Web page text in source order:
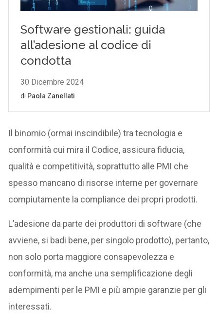
Il binomio (ormai inscindibile) tra tecnologia e
conformità cui mira il Codice, assicura fiducia,
qualità e competitività, soprattutto alle PMI che
spesso mancano di risorse interne per governare
compiutamente la compliance dei propri prodotti.
L’adesione da parte dei produttori di software (che
avviene, si badi bene, per singolo prodotto), pertanto,
non solo porta maggiore consapevolezza e
conformità, ma anche una semplificazione degli
adempimenti per le PMI e più ampie garanzie per gli
interessati.